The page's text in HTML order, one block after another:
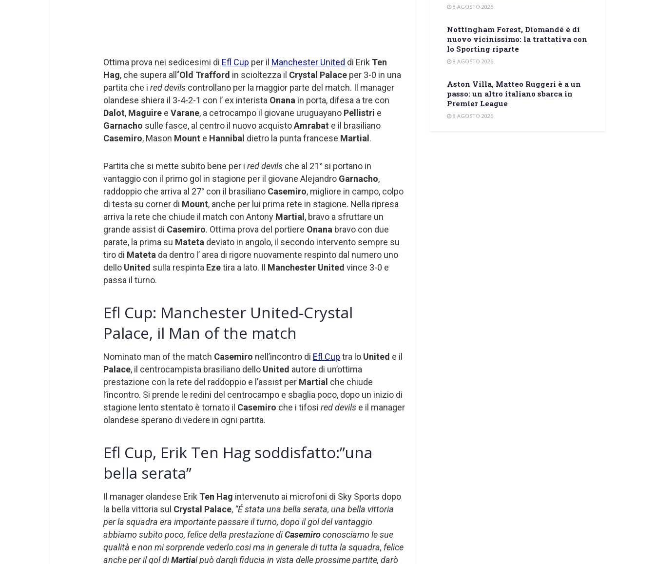
Ottima prova nei sedicesimi di Efl Cup per il Manchester United di Erik Ten
Hag, che supera all‘Old Trafford in scioltezza il Crystal Palace per 3-0 in una
partita che i red devils controllano per la maggior parte del match. Il manager
olandese shiera il 3-4-2-1 con l’ ex interista Onana in porta, difesa a tre con
Dalot, Maguire e Varane, a cetrocampo il giovane uruguayano Pellistri e
Garnacho sulle fasce, al centro il nuovo acquistoAmrabat e il brasiliano
Casemiro, Mason Mount e Hannibal dietro la punta francese Martial.
Partita che si mette subito bene per i red devils che al 21° si portano in
vantaggio con il primo gol in stagione per il giovane Alejandro Garnacho,
raddoppio che arriva al 27° con il brasiliano Casemiro, migliore in campo, colpo
di testa su corner di Mount, anche per lui prima rete in stagione. Nella ripresa
arriva la rete che chiude il match con Antony Martial , bravo a sfruttare un
grande assist di Casemiro. Ottima prova del portiere Onana bravo con due
parate, la prima su Mateta deviato in angolo, il secondo intervento sempre su
tiro di Mateta da dentro l’ area di rigore nuovamente respinto dal numero uno
dello United sulla respinta Ezetira a lato. Il Manchester United vince 3-0 e
passa il turno.
Efl Cup: Manchester United-Crystal
Palace, il Man of the match
Nominato man of the match Casemiro nell’incontro di Efl Cup tra lo United e il
Palace, il centrocampista brasiliano dello United autore di un’ottima
prestazione con la rete del raddoppio e l’assist per Martial che chiude
l’incontro. Si prende le redini del centrocampo e sbaglia poco, dopo un inizio di
stagione lento stentato è tornato il Casemiro che i tifosi red devils e il manager
olandese sperano di vedere in ogni partita.
Efl Cup, Erik Ten Hag soddisfatto:”una
bella serata”
Il manager olandese Erik Ten Hag intervenuto ai microfoni di Sky Sports dopo
la bella vittoria sul Crystal Palace, “É stata una bella serata, una bella vittoria
per la squadra era importante passare il turno, dopo il gol del vantaggio
abbiamo subito poco, felice della prestazione diCasemiroconosciamo le sue
qualità e non mi sorprende vederlo cosi ma in generale di tutta la squadra, felice
anche per il gol diMartial può dargli fiducia in vista delle prossime partite, darò
8 AGOSTO 2026
Nottingham Forest, Diomandé è di
nuovo vicinissimo: la trattativa con
lo Sporting riparte
8 AGOSTO 2026
Aston Villa, Matteo Ruggeri è a un
passo: un altro italiano sbarca in
Premier League
8 AGOSTO 2026